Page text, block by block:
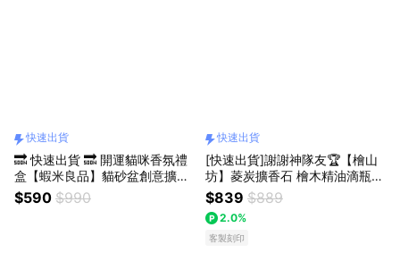
快速出貨
🔜 快速出貨 🔜 開運貓咪香氛禮
盒【蝦米良品】貓砂盆創意擴香
香氛蠟燭 香薰精油 擴香石 香香
的鏟屎官日常 生日/好友/情人節/
$590 $990
快速出貨
[快速出貨]謝謝神隊友🏆【檜山
坊】菱炭擴香石 檜木精油滴瓶
給我的靠山 代寫卡片 香氣 紓壓
天然 檜木 紓壓療癒 居家辦公 香
氛小物 升遷加薪 辦公室香氛 生
日送禮 木質香氛
$839 $889
2.0%
客製刻印